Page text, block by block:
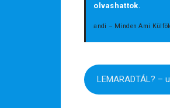
olvashattok.
andi – Minden Ami
LEMARADTÁL? –